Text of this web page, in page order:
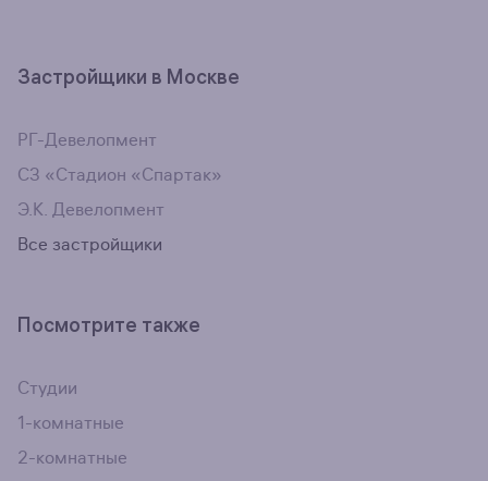
Застройщики в Москве
РГ-Девелопмент
СЗ «Стадион «Спартак»
Э.К. Девелопмент
Все застройщики
Посмотрите также
Студии
1-комнатные
2-комнатные